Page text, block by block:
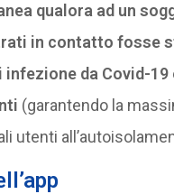
qualora ad un
in contatto fosse
infezione da Covid-
(garantendo la
utenti